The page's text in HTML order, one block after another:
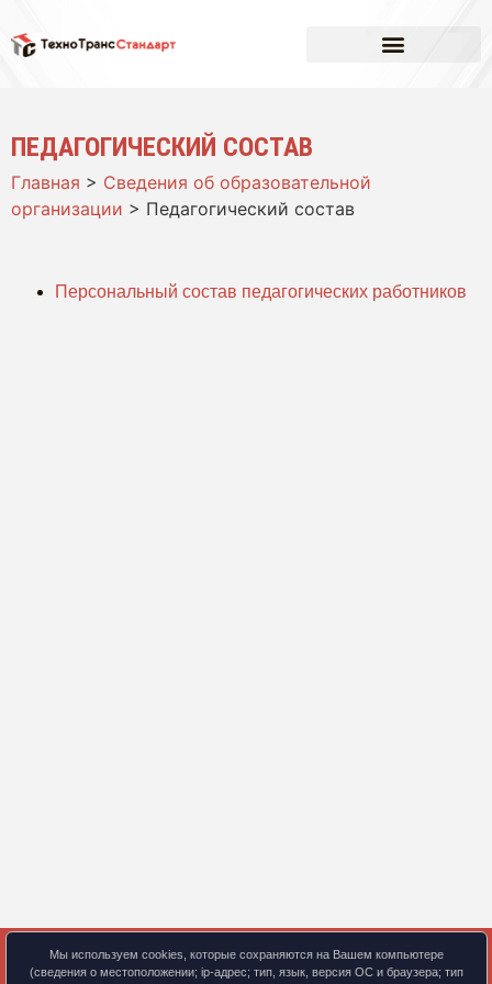
ПЕДАГОГИЧЕСКИЙ СОСТАВ
Главная > Сведения об образовательной
организации > Педагогический состав
Персональный состав педагогических работников
© 2024 Учебный центр ООО «ТТС»
Мы используем cookies, которые сохраняются на Вашем компьютере
(сведения о местоположении; ip-адрес; тип, язык, версия ОС и браузера; тип